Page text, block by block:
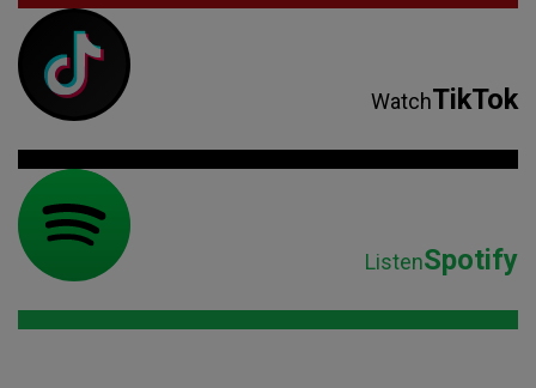
WatchTikTok
ListenSpotify